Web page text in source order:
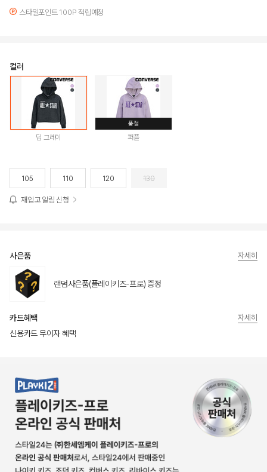
스타일포인트 100P 적립예정
컬러
딥 그레이
품절
퍼플
105 110 120 130
재입고 알림 신청
사은품
랜덤사은품(플레이키즈-프로) 증정
자세히
카드혜택
신용카드 무이자 혜택
자세히